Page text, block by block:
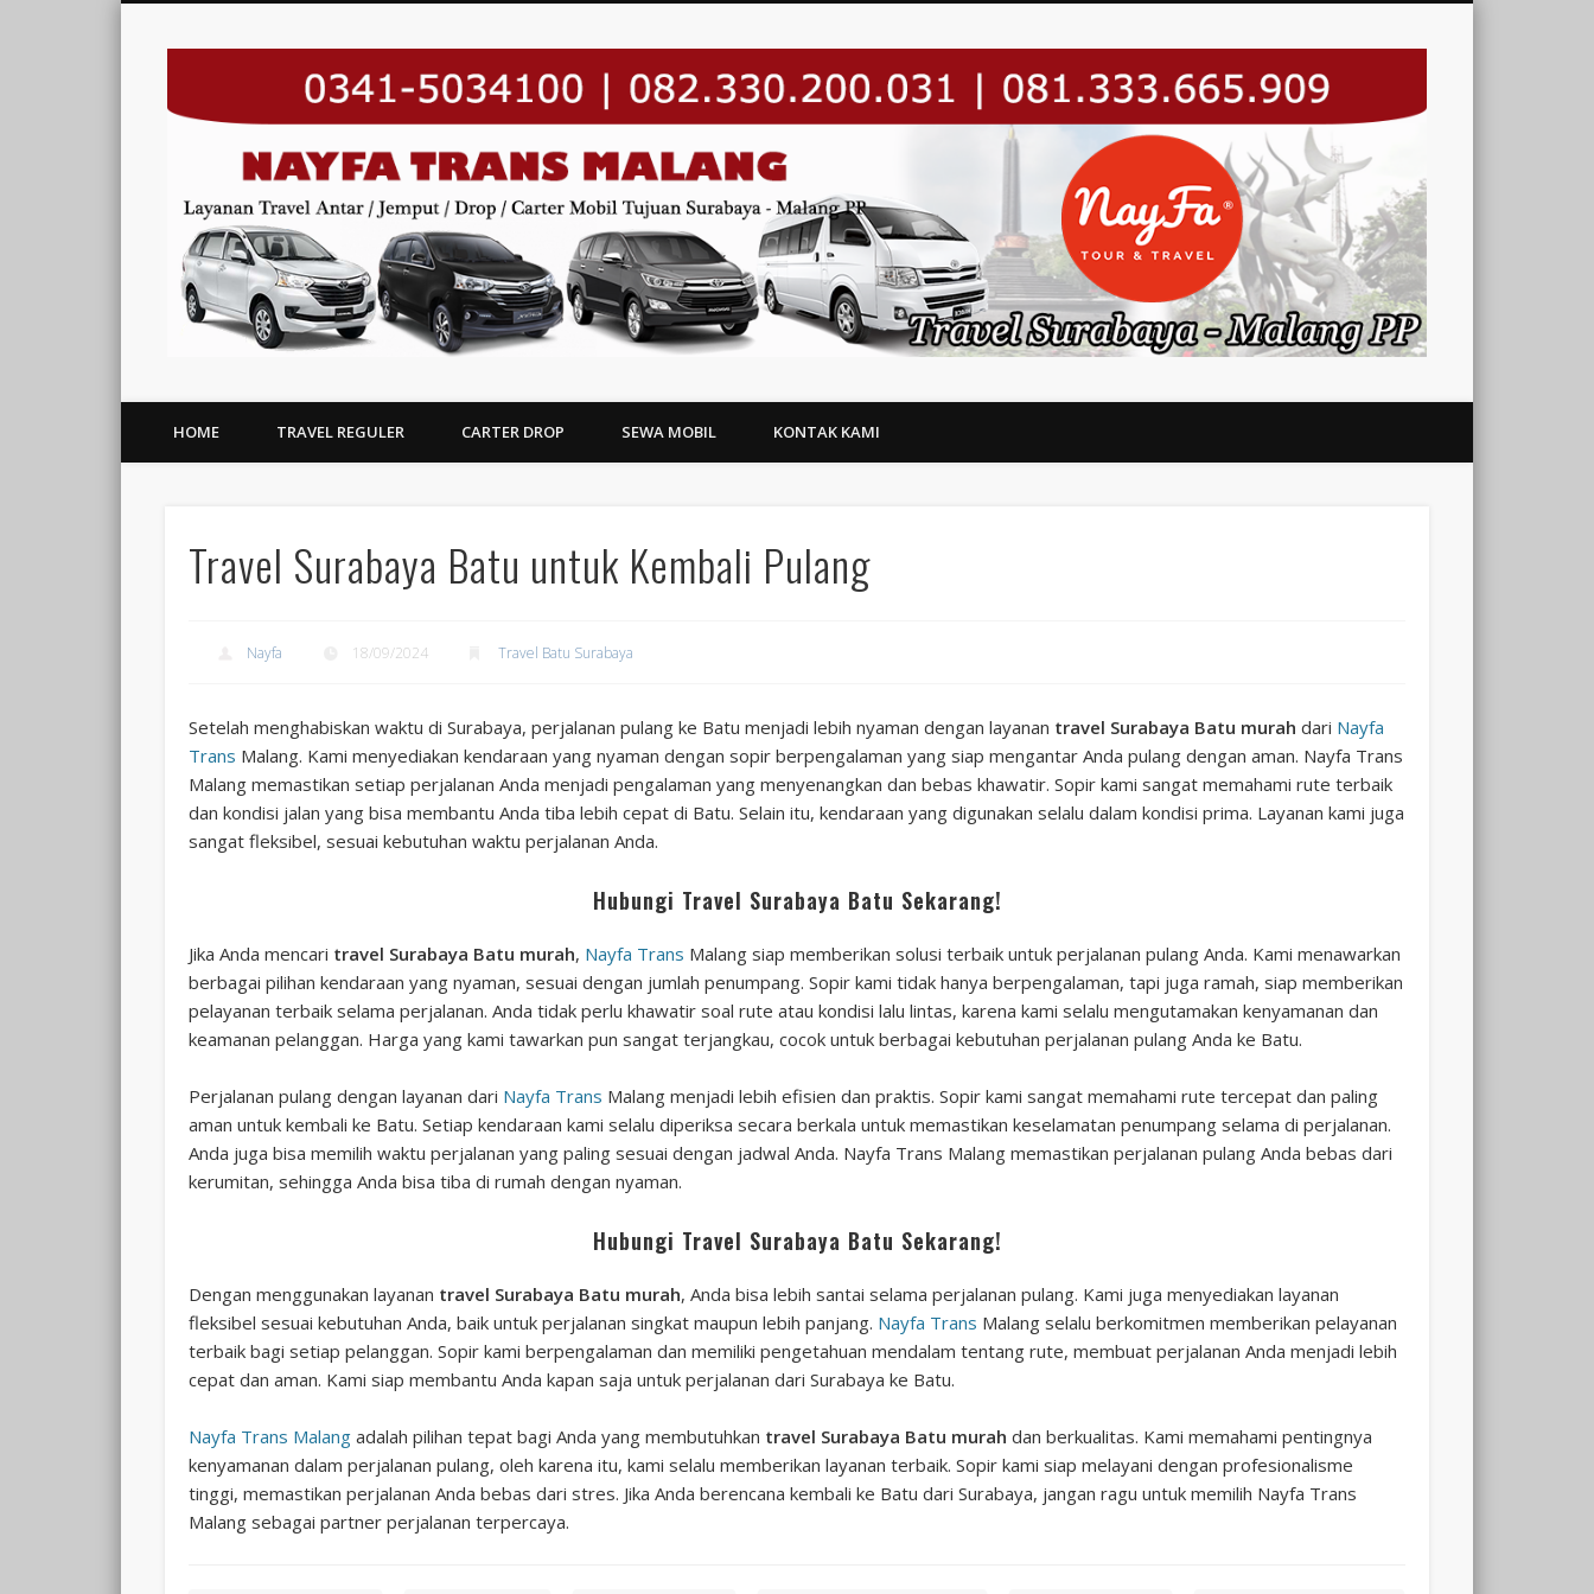
Travel
HOME TRAVEL REGULER CARTER DROP SEWA MOBIL KONTAK KAMI
Travel Surabaya Batu untuk Kembali Pulang
Nayfa 18/09/2024 Travel Batu Surabaya
Setelah menghabiskan waktu di Surabaya, perjalanan pulang ke Batu menjadi lebih nyaman dengan layanan travel Surabaya Batu murah dari Nayfa
Trans Malang. Kami menyediakan kendaraan yang nyaman dengan sopir berpengalaman yang siap mengantar Anda pulang dengan aman. Nayfa Trans
Malang memastikan setiap perjalanan Anda menjadi pengalaman yang menyenangkan dan bebas khawatir. Sopir kami sangat memahami rute terbaik
dan kondisi jalan yang bisa membantu Anda tiba lebih cepat di Batu. Selain itu, kendaraan yang digunakan selalu dalam kondisi prima. Layanan kami juga
sangat fleksibel, sesuai kebutuhan waktu perjalanan Anda.
Hubungi Travel Surabaya Batu Sekarang!
Jika Anda mencari travel Surabaya Batu murah, Nayfa Trans Malang siap memberikan solusi terbaik untuk perjalanan pulang Anda. Kami menawarkan
berbagai pilihan kendaraan yang nyaman, sesuai dengan jumlah penumpang. Sopir kami tidak hanya berpengalaman, tapi juga ramah, siap memberikan
pelayanan terbaik selama perjalanan. Anda tidak perlu khawatir soal rute atau kondisi lalu lintas, karena kami selalu mengutamakan kenyamanan dan
keamanan pelanggan. Harga yang kami tawarkan pun sangat terjangkau, cocok untuk berbagai kebutuhan perjalanan pulang Anda ke Batu.
Perjalanan pulang dengan layanan dari Nayfa Trans Malang menjadi lebih efisien dan praktis. Sopir kami sangat memahami rute tercepat dan paling
aman untuk kembali ke Batu. Setiap kendaraan kami selalu diperiksa secara berkala untuk memastikan keselamatan penumpang selama di perjalanan.
Anda juga bisa memilih waktu perjalanan yang paling sesuai dengan jadwal Anda. Nayfa Trans Malang memastikan perjalanan pulang Anda bebas dari
kerumitan, sehingga Anda bisa tiba di rumah dengan nyaman.
Hubungi Travel Surabaya Batu Sekarang!
Dengan menggunakan layanan travel Surabaya Batu murah, Anda bisa lebih santai selama perjalanan pulang. Kami juga menyediakan layanan
fleksibel sesuai kebutuhan Anda, baik untuk perjalanan singkat maupun lebih panjang. Nayfa Trans Malang selalu berkomitmen memberikan pelayanan
terbaik bagi setiap pelanggan. Sopir kami berpengalaman dan memiliki pengetahuan mendalam tentang rute, membuat perjalanan Anda menjadi lebih
cepat dan aman. Kami siap membantu Anda kapan saja untuk perjalanan dari Surabaya ke Batu.
Nayfa Trans Malangadalah pilihan tepat bagi Anda yang membutuhkan travel Surabaya Batu murah dan berkualitas. Kami memahami pentingnya
kenyamanan dalam perjalanan pulang, oleh karena itu, kami selalu memberikan layanan terbaik. Sopir kami siap melayani dengan profesionalisme
tinggi, memastikan perjalanan Anda bebas dari stres. Jika Anda berencana kembali ke Batu dari Surabaya, jangan ragu untuk memilih Nayfa Trans
Malang sebagai partner perjalanan terpercaya.